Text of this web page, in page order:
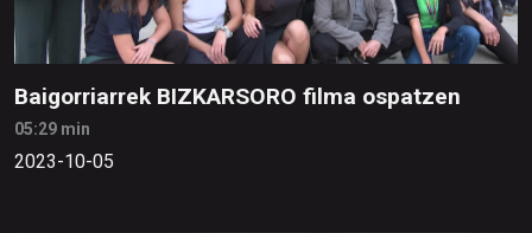
Baigorriarrek BIZKARSORO filma ospatzen
05:29 min
2023-10-05